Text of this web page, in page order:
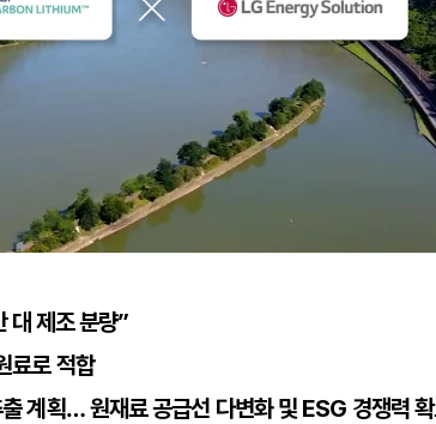
제조 분량”
료로 적합
계획… 원재료 공급선 다변화 및 ESG 경쟁력 확